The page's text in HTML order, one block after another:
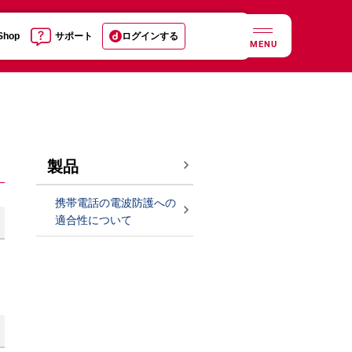
サポート ログインする
MENU
製品
携帯電話の電波防護への
適合性について